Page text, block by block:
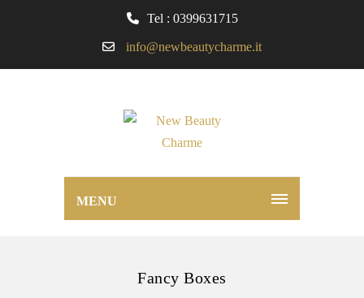
Tel : 0399631715
info@newbeautycharme.it
MENU
Fancy Boxes